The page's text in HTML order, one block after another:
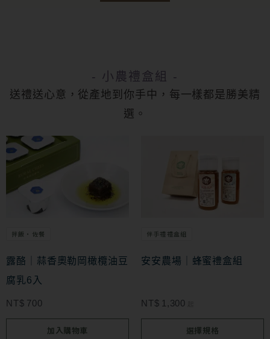
- 小農禮盒組 -
送禮送心意，從產地到你手中，每一樣都是勝美精
選。
拌飯・佐餐
露酪｜蒜香奧勒岡橄欖油豆
腐乳6入
NT$ 700
加入購物車
伴手禮禮盒組
安安農場｜蜂蜜禮盒組
NT$ 1,300
選擇規格
款
可
在